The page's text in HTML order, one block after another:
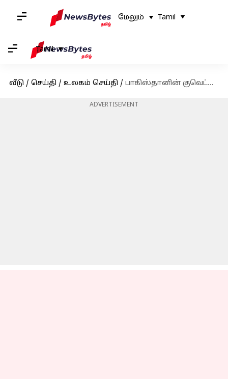
மேலும் Tamil
Tamil
வீடு / செய்தி / உலகம் செய்தி / பாகிஸ்தானின் குவெட்டாவில் பாதுகாப்புப் படை தலைமையகத்திற்கு வெளியே குண்டுவெடிப்பு; 10 பேர் கொல்லப்பட்டனர்
ADVERTISEMENT